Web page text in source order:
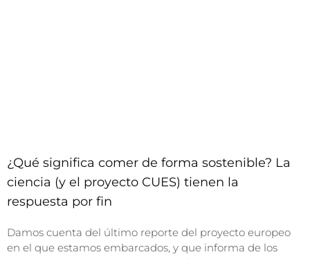
¿Qué significa comer de forma sostenible? La
ciencia (y el proyecto CUES) tienen la
respuesta por fin
Damos cuenta del último reporte del proyecto europeo
en el que estamos embarcados, y que informa de los